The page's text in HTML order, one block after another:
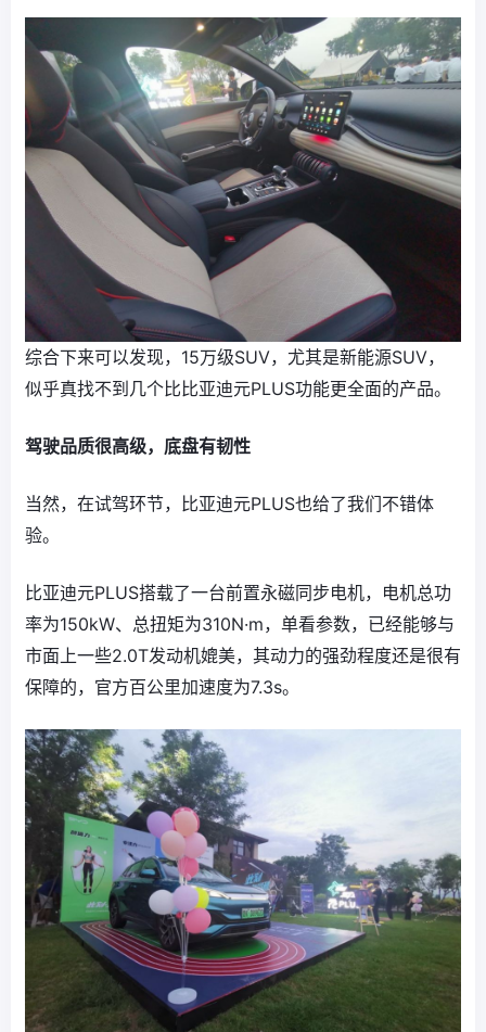
综合下来可以发现，15万级SUV，尤其是新能源SUV，
似乎真找不到几个比比亚迪元PLUS功能更全面的产品。
驾驶品质很高级，底盘有韧性
当然，在试驾环节，比亚迪元PLUS也给了我们不错体
验。
比亚迪元PLUS搭载了一台前置永磁同步电机，电机总功
率为150kW、总扭矩为310N·m，单看参数，已经能够与
市面上一些2.0T发动机媲美，其动力的强劲程度还是很有
保障的，官方百公里加速度为7.3s。